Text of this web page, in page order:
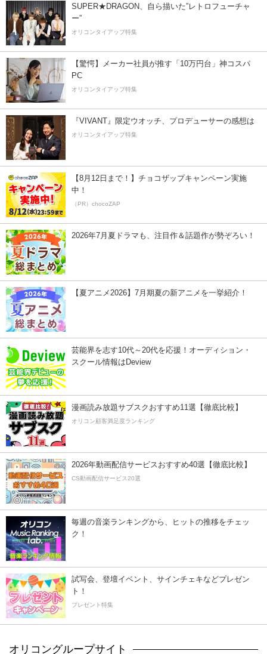
SUPER★DRAGON、自ら描いた”レトロフューチャ
ー”
オリコンタイアップ特集
【驚愕】メーカー社員が推す「10万円台」神コスパ
PC
オリコンタイアップ特集
『VIVANT』限定ウオッチ、プロデューサーの感想は
オリコンタイアップ特集
【8月12日まで！】チョコザップキャンペーン実施
中！
（PR）chocoZAP
2026年7月夏ドラマも、注目作＆話題作が勢ぞろい！
【夏アニメ2026】7月期夏の新アニメを一挙紹介！
芸能界を志す10代～20代を応援！オーディション・
スクール情報はDeview
漫画読み放題サブスクおすすめ11選【徹底比較】
オリコン顧客満足度ランキング
2026年動画配信サービスおすすめ40選【徹底比較】
CS動画配信サービス20選
毎週の音楽ランキングから、ヒットの推移をチェッ
ク！
試写会、登壇イベント、サインチェキなどプレゼン
ト！
プレゼント特集
オリコングループサイト